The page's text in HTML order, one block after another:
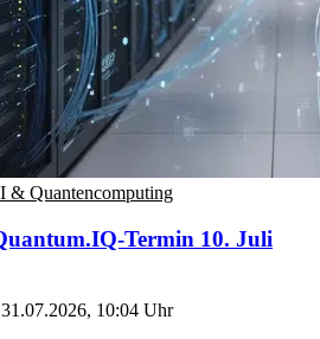
& Quantencomputing
Termin 10. Juli
31.07.2026, 10:04 Uhr